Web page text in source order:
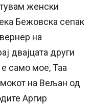
женски
Бежовска сепак
на
двајцата други
само мое, Таа
на Вељан од
Аргир